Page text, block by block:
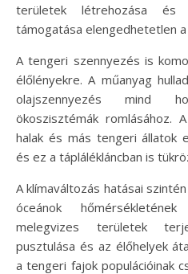
területek létrehozása és
támogatása elengedhetetlen
A tengeri szennyezés is
élőlényekre. A műanyag
olajszennyezés mind
ökoszisztémák romlásához.
halak és más tengeri állatok
és ez a táplálékláncban is
A klímaváltozás hatásai
óceánok
melegvizes területek
pusztulása és az élőhelyek
a tengeri fajok populációinak